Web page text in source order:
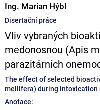
Ing. Marian Hýbl
Disertační práce
Vliv vybraných
medonosnou (Apis
parazitárních
The effect of selected
mellifera) during intoxication
Anotace: